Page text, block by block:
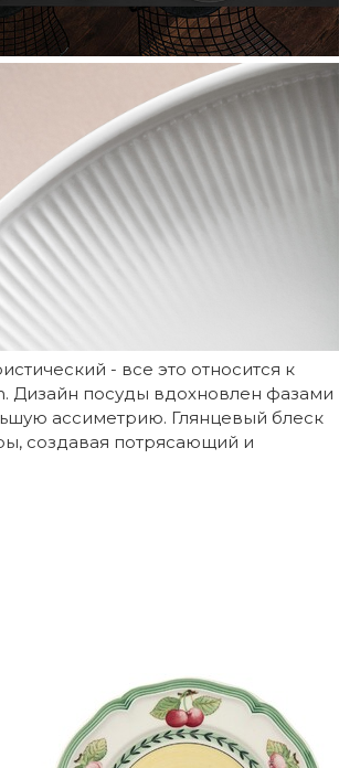
- все это относится к
Дизайн посуды вдохновлен фазами
ассиметрию. Глянцевый блеск
создавая потрясающий и
лаконично, с «